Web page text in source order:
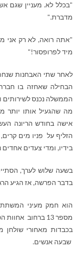
"בכלל לא. מעניין שגם
מדברת."
"אתה רואה, לא רק אני
מיד לפרופסור!"
לאחר שתי האבחנות
הבחילה שאחזה בו
הממשלה נכנס לשירותים
מה שהגעיל אותו יותר
אישה בחודש הריונה
הזליף על פניו מים
בידיו, ומדי צעדים
בשעה שלוש לערך,
בדבר הפרשה, אז הגיע
הוא חמק מעיני
מספר 13 ברחוב
בכבדות מאחורי שולחן
שבעה אנשים.